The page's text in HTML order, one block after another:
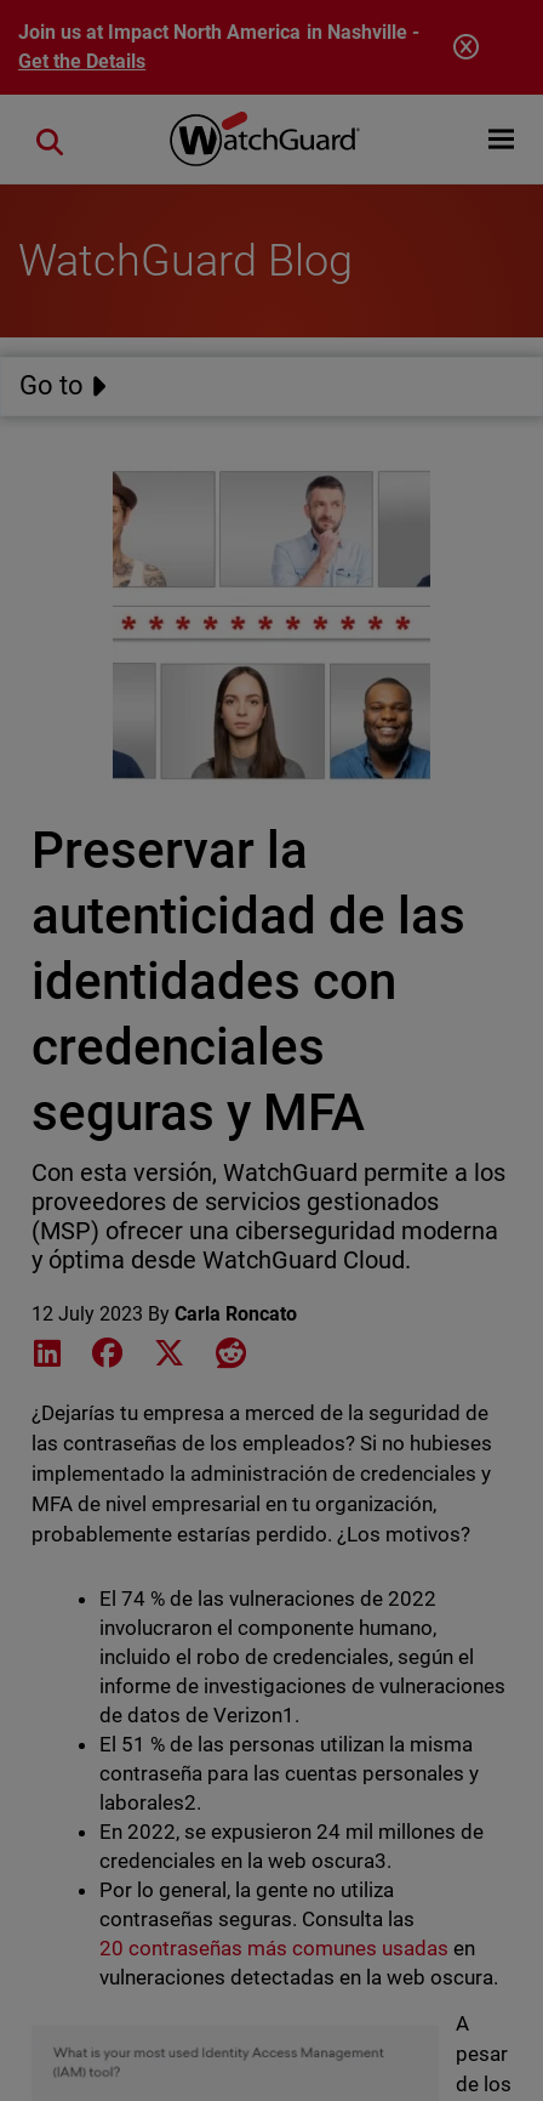
Skip to main content
Join us at Impact North America in Nashville -
Get the Details
Open
Close search
WatchGuard Blog
Go to
Preservar la
autenticidad de las
identidades con
credenciales
seguras y MFA
Con esta versión, WatchGuard permite a los
proveedores de servicios gestionados
(MSP) ofrecer una ciberseguridad moderna
y óptima desde WatchGuard Cloud.
12 July 2023 By Carla Roncato
Share on LinkedIn
Share on Facebook
Share on XShare on Reddit
¿Dejarías tu empresa a merced de la seguridad de
las contraseñas de los empleados? Si no hubieses
implementado la administración de credenciales y
MFA de nivel empresarial en tu organización,
probablemente estarías perdido. ¿Los motivos?
El 74 % de las vulneraciones de 2022
involucraron el componente humano,
incluido el robo de credenciales, según el
informe de investigaciones de vulneraciones
de datos de Verizon1.
El 51 % de las personas utilizan la misma
contraseña para las cuentas personales y
laborales2.
En 2022, se expusieron 24 mil millones de
credenciales en la web oscura3.
Por lo general, la gente no utiliza
contraseñas seguras. Consulta las
20 contraseñas más comunes usadas en
vulneraciones detectadas en la web oscura.
A
pesar
de los